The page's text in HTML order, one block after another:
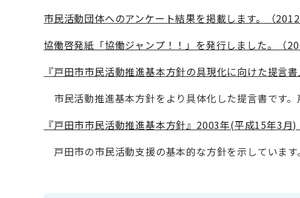
市民活動団体へのアンケート結果を掲載します。（
協働啓発紙「協働ジャンプ！！」を発行しました。（
『戸田市市民活動推進基本方針の具現化に向けた提言
市民活動推進基本方針をより具体化した提言書です
『戸田市市民活動推進基本方針』2003年(平成15年3月)
戸田市の市民活動支援の基本的な方針を示しています